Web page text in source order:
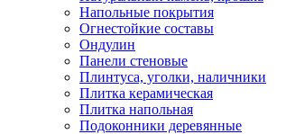
Напольные покрытия
Огнестойкие составы
Ондулин
Панели стеновые
Плинтуса, уголки, наличники
Плитка керамическая
Плитка напольная
Подоконники деревянные